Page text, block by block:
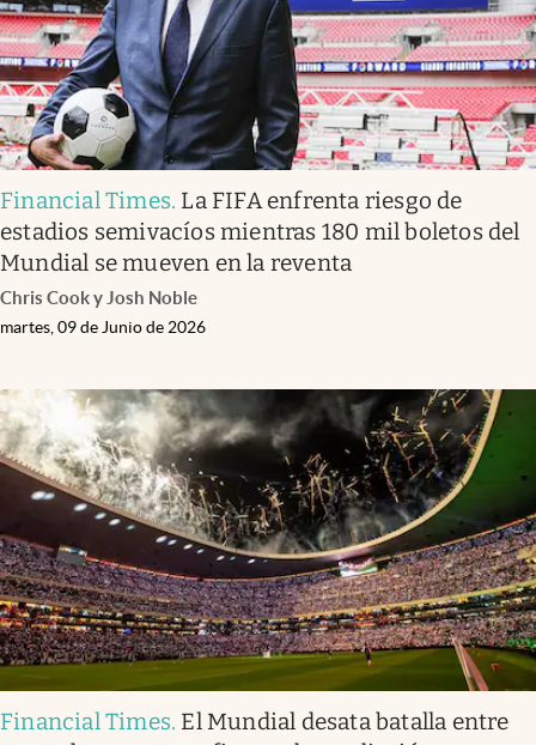
Financial Times. La FIFA enfrenta riesgo de
estadios semivacíos mientras 180 mil boletos del
Mundial se mueven en la reventa
Chris Cook y Josh Noble
martes, 09 de Junio de 2026
Financial Times. El Mundial desata batalla entre